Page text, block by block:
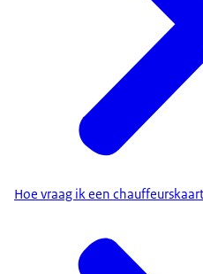
Hoe vraag ik een